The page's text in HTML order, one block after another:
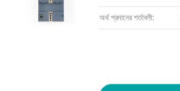
অর্থ প্রদানের শর্তাবলী: